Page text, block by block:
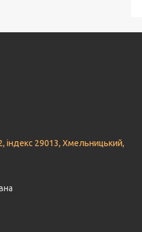
індекс 29013, Хмельницький,